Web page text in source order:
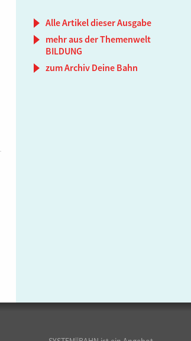
Alle Artikel dieser Ausgabe
mehr aus der Themenwelt
BILDUNG
zum Archiv Deine Bahn